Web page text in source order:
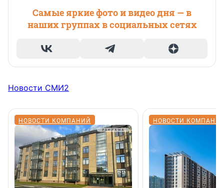
Самые яркие фото и видео дня — в
наших группах в социальных сетях
Новости СМИ2
НОВОСТИ КОМПАНИЙ НОВОСТИ